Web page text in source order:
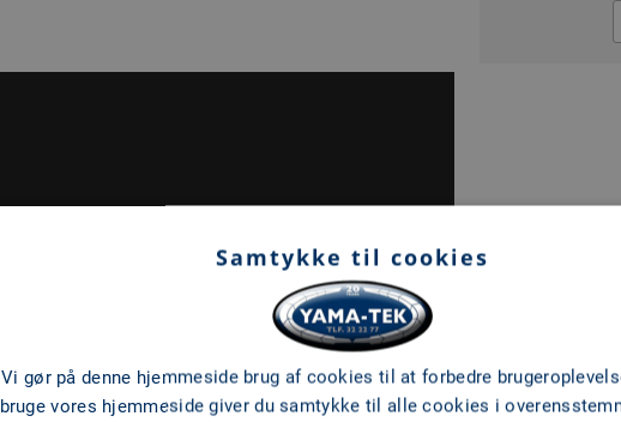
Samtykke til cookies
Vi gør på denne hjemmeside brug af cookies til at forbedre
bruge vores hjemmeside giver du samtykke til alle cookies i